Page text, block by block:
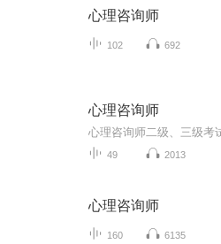
心理咨询师
102 692
心理咨询师
心理咨询师二级、三级考
49 2013
心理咨询师
160 6135